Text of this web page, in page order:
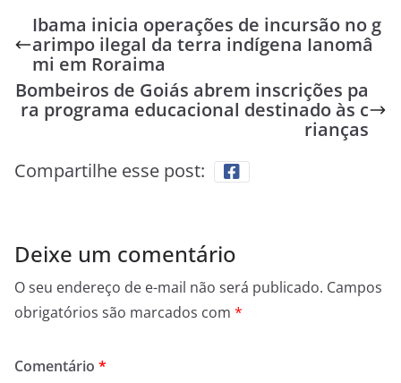
Ibama inicia operações de incursão no g
arimpo ilegal da terra indígena Ianomâ
mi em Roraima
Bombeiros de Goiás abrem inscrições pa
ra programa educacional destinado às c
rianças
Compartilhe esse post:
Deixe um comentário
O seu endereço de e-mail não será publicado. Campos
obrigatórios são marcados com *
Comentário *